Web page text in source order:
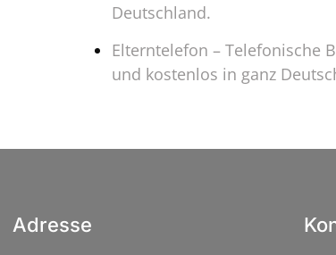
Deutschland.
Elterntelefon – Telefonische
und kostenlos in ganz
Adresse